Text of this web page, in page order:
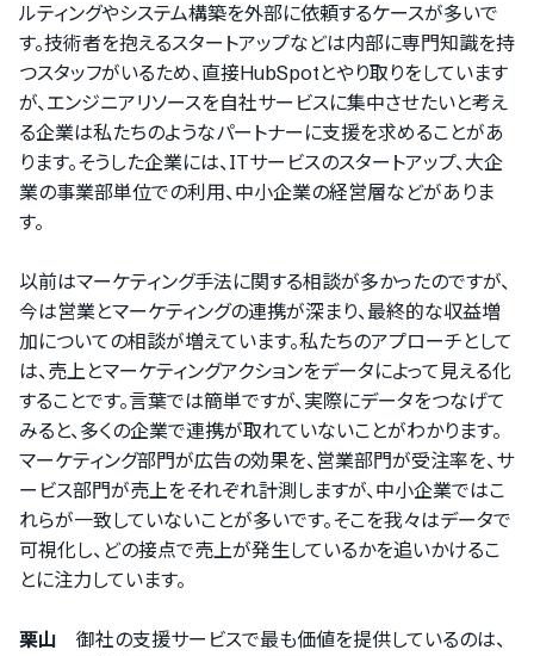
ルティングやシステム構築を外部に依頼するケースが多いで
す。技術者を抱えるスタートアップなどは内部に専門知識を持
つスタッフがいるため、直接HubSpotとやり取りをしています
が、エンジニアリソースを自社サービスに集中させたいと考え
る企業は私たちのようなパートナーに支援を求めることがあ
ります。そうした企業には、ITサービスのスタートアップ、大企
業の事業部単位での利用、中小企業の経営層などがありま
す。
以前はマーケティング手法に関する相談が多かったのですが、
今は営業とマーケティングの連携が深まり、最終的な収益増
加についての相談が増えています。私たちのアプローチとして
は、売上とマーケティングアクションをデータによって見える化
することです。言葉では簡単ですが、実際にデータをつなげて
みると、多くの企業で連携が取れていないことがわかります。
マーケティング部門が広告の効果を、営業部門が受注率を、サ
ービス部門が売上をそれぞれ計測しますが、中小企業ではこ
れらが一致していないことが多いです。そこを我々はデータで
可視化し、どの接点で売上が発生しているかを追いかけるこ
とに注力しています。
栗山 御社の支援サービスで最も価値を提供しているのは、